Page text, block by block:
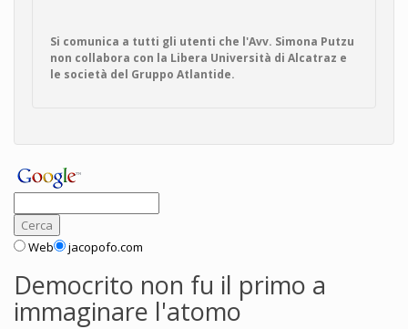
Si comunica a tutti gli utenti che l'Avv. Simona Putzu
non collabora con la Libera Università di Alcatraz e
le società del Gruppo Atlantide.
Web jacopofo.com
Democrito non fu il primo a
immaginare l'atomo